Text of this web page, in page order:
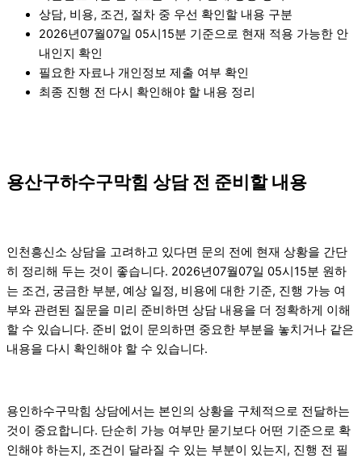
상담, 비용, 조건, 절차 중 우선 확인할 내용 구분
2026년07월07일 05시15분 기준으로 현재 적용 가능한 안
내인지 확인
필요한 자료나 개인정보 제출 여부 확인
최종 진행 전 다시 확인해야 할 내용 정리
용산구하수구막힘 상담 전 준비할 내용
인천흥신소 상담을 고려하고 있다면 문의 전에 현재 상황을 간단
히 정리해 두는 것이 좋습니다. 2026년07월07일 05시15분 원하
는 조건, 궁금한 부분, 예상 일정, 비용에 대한 기준, 진행 가능 여
부와 관련된 질문을 미리 준비하면 상담 내용을 더 정확하게 이해
할 수 있습니다. 준비 없이 문의하면 중요한 부분을 놓치거나 같은
내용을 다시 확인해야 할 수 있습니다.
용인하수구막힘 상담에서는 본인의 상황을 구체적으로 전달하는
것이 중요합니다. 단순히 가능 여부만 묻기보다 어떤 기준으로 확
인해야 하는지, 조건이 달라질 수 있는 부분이 있는지, 진행 전 필